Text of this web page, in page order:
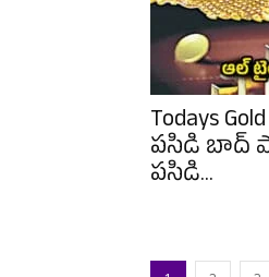
Todays
పసిడి బాద్
పసిడి...